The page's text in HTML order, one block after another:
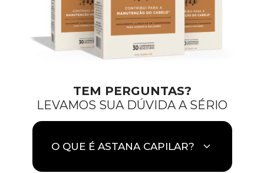
TEM PERGUNTAS?
LEVAMOS SUA DÚVIDA A SÉRIO
O QUE É ASTANA CAPILAR?